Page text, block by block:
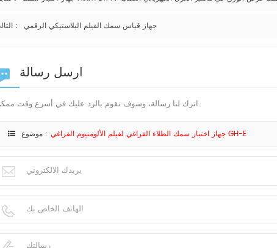
التالي : جهاز قياس سمك الفيلم البلاستيكي الرقمي
ارسل رسالة
اترك لنا رسالة، وسوف نقوم بالرد عليك في أسرع وقت ممكن.
موضوع : جهاز اختبار سمك الطلاء الفراغي لفيلم الألومنيوم الفراغي GH-E